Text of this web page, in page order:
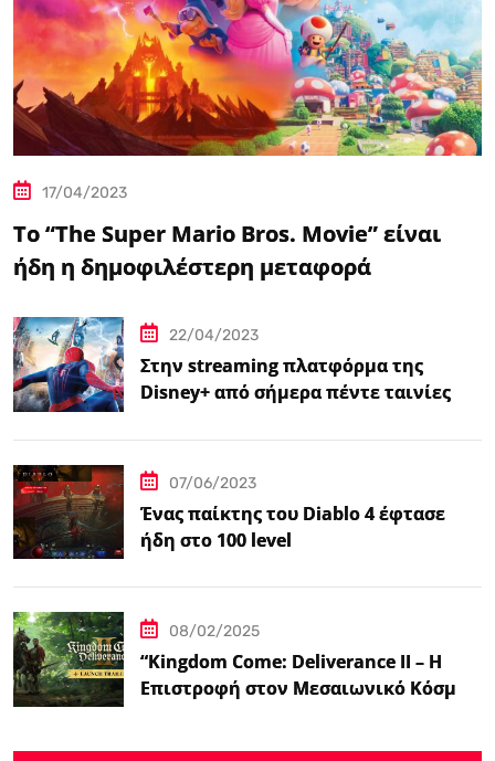
17/04/2023
Το “The Super Mario Bros. Movie” είναι
ήδη η δημοφιλέστερη μεταφορά
22/04/2023
Στην streaming πλατφόρμα της
Disney+ από σήμερα πέντε ταινίες
07/06/2023
Ένας παίκτης του Diablo 4 έφτασε
ήδη στο 100 level
08/02/2025
“Kingdom Come: Deliverance II – Η
Επιστροφή στον Μεσαιωνικό Κόσμο